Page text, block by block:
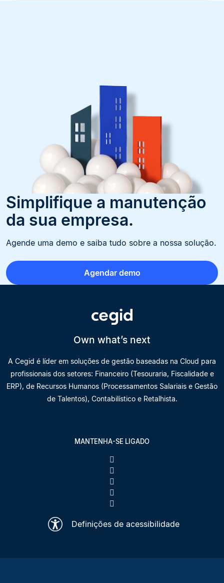
Simplifique a manutenção
da sua empresa.
Agende uma demo e saiba tudo sobre a nossa solução.
Agendar demo
Own what’s next
A Cegid é líder em soluções de gestão baseadas na Cloud para
profissionais dos setores: Financeiro (Tesouraria, Fiscalidade e
ERP), de Recursos Humanos (Processamentos Salariais e Gestão
de Talentos), Contabilístico e Retalhista.
MANTENHA-SE LIGADO
Definições de acessibilidade